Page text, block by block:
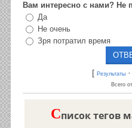
Вам интересно с нами? Не
Да
Не очень
Зря потратил время
[ Результаты·
Всего
Cписок тегов